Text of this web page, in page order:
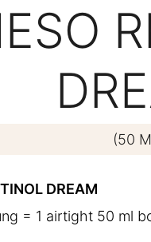
(50
DREAM
= 1 airtight 50 ml